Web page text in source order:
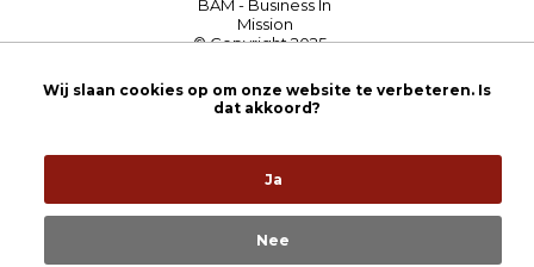
Dé toetsenspecialist van
Nederland4,7- bekijk
onze 100+ reviews
Wij slaan cookies op om onze website te verbeteren. Is
dat akkoord?
Ja
Nee